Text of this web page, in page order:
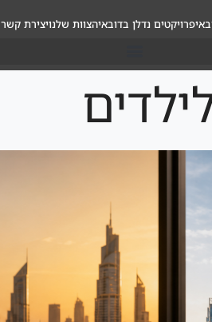
פרויקטים נדלן בדובאיהצוות שלנויצירת קשר